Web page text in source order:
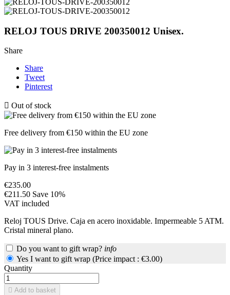
RELOJ TOUS DRIVE 200350012 Unisex.
Share
Share
Tweet
Pinterest
 Out of stock
Free delivery from €150 within the EU zone
Pay in 3 interest-free instalments
€235.00
€211.50 Save 10%
VAT included
Reloj TOUS Drive. Caja en acero inoxidable. Impermeable 5 ATM.
Cristal mineral plano.
Do you want to gift wrap? info
Yes I want to gift wrap (Price impact : €3.00)
Quantity
 Add to basket